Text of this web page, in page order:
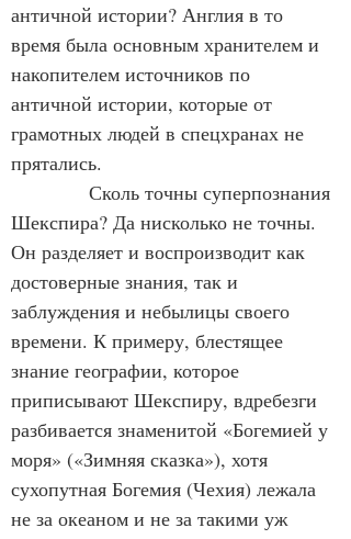
античной истории? Англия в то
время была основным хранителем и
накопителем источников по
античной истории, которые от
грамотных людей в спецхранах не
прятались.
Сколь точны суперпознания
Шекспира? Да нисколько не точны.
Он разделяет и воспроизводит как
достоверные знания, так и
заблуждения и небылицы своего
времени. К примеру, блестящее
знание географии, которое
приписывают Шекспиру, вдребезги
разбивается знаменитой «Богемией у
моря» («Зимняя сказка»), хотя
сухопутная Богемия (Чехия) лежала
не за океаном и не за такими уж